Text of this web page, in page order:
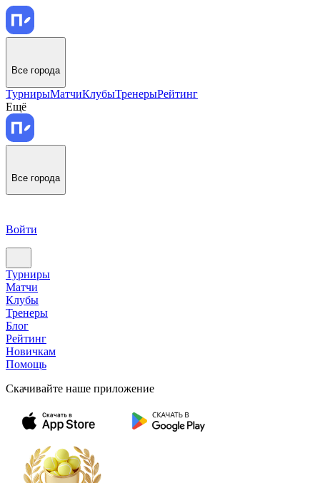
Все города
ТурнирыМатчиКлубыТренерыРейтинг
Ещё
Все города
Войти
Турниры
Матчи
Клубы
Тренеры
Блог
Рейтинг
Новичкам
Помощь
Скачивайте наше приложение